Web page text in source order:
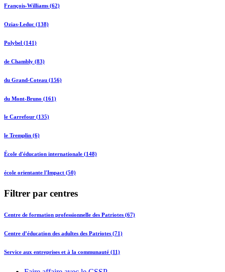
François-Williams (62)
Ozias-Leduc (138)
Polybel (141)
de Chambly (83)
du Grand-Coteau (156)
du Mont-Bruno (161)
le Carrefour (135)
le Tremplin (6)
École d'éducation internationale (148)
école orientante l'Impact (50)
Filtrer par centres
Centre de formation professionnelle des Patriotes (67)
Centre d’éducation des adultes des Patriotes (71)
Service aux entreprises et à la communauté (11)